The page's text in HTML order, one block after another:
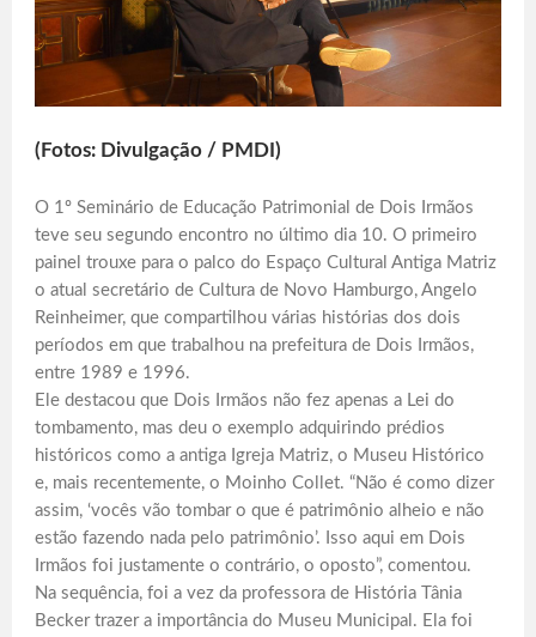
(Fotos: Divulgação / PMDI)
O 1º Seminário de Educação Patrimonial de Dois Irmãos
teve seu segundo encontro no último dia 10. O primeiro
painel trouxe para o palco do Espaço Cultural Antiga Matriz
o atual secretário de Cultura de Novo Hamburgo, Angelo
Reinheimer, que compartilhou várias histórias dos dois
períodos em que trabalhou na prefeitura de Dois Irmãos,
entre 1989 e 1996.
Ele destacou que Dois Irmãos não fez apenas a Lei do
tombamento, mas deu o exemplo adquirindo prédios
históricos como a antiga Igreja Matriz, o Museu Histórico
e, mais recentemente, o Moinho Collet. “Não é como dizer
assim, ‘vocês vão tombar o que é patrimônio alheio e não
estão fazendo nada pelo patrimônio’. Isso aqui em Dois
Irmãos foi justamente o contrário, o oposto”, comentou.
Na sequência, foi a vez da professora de História Tânia
Becker trazer a importância do Museu Municipal. Ela foi